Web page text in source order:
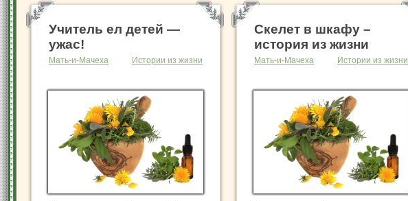
Учитель ел детей —
ужас!
Мать-и-Мачеха Истории из жизни
Скелет в шкафу –
история из жизни
Мать-и-Мачеха Истории из жизни